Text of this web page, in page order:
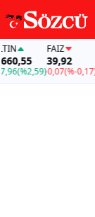
(%2,59)
39,92
-0,07(%-0,17)0,09